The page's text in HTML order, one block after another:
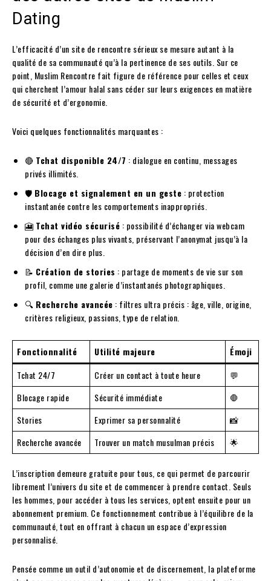
Dating
L’efficacité d’un site de rencontre sérieux se mesure autant à la
qualité de sa communauté qu’à la pertinence de ses outils. Sur ce
point, Muslim Rencontre fait figure de référence pour celles et ceux
qui cherchent l’amour halal sans céder sur leurs exigences en matière
de sécurité et d’ergonomie.
Voici quelques fonctionnalités marquantes :
🔴 Tchat disponible 24/7 : dialogue en continu, messages
privés illimités.
🛡️ Blocage et signalement en un geste : protection
instantanée contre les comportements inappropriés.
🎦 Tchat vidéo sécurisé : possibilité d’échanger via webcam
pour des échanges plus vivants, préservant l’anonymat jusqu’à la
décision d’en dire plus.
📝 Création de stories : partage de moments de vie sur son
profil, comme une galerie d’instantanés photographiques.
🔍 Recherche avancée : filtres ultra précis : âge, ville, origine,
critères religieux, passions, type de relation.
Fonctionnalité Utilité majeure
Émoji
Tchat 24/7
Créer un contact à toute heure
💬
Blocage rapide
Sécurité immédiate
🛑
Stories
Exprimer sa personnalité
📸
Recherche avancée
Trouver un match musulman précis 🌟
L’inscription demeure gratuite pour tous, ce qui permet de parcourir
librement l’univers du site et de commencer à prendre contact. Seuls
les hommes, pour accéder à tous les services, optent ensuite pour un
abonnement premium. Ce fonctionnement contribue à l’équilibre de la
communauté, tout en offrant à chacun un espace d’expression
personnalisé.
Pensée comme un outil d’autonomie et de discernement, la plateforme